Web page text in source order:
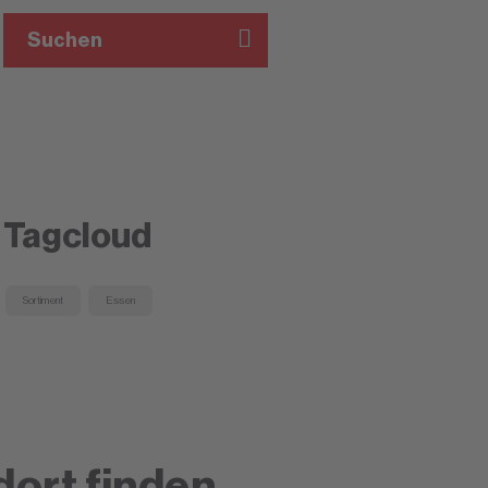
Suchen
Tagcloud
Sortiment Essen